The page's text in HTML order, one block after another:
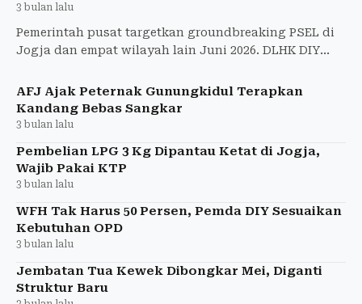
3 bulan lalu
Pemerintah pusat targetkan groundbreaking PSEL di
Jogja dan empat wilayah lain Juni 2026. DLHK DIY
untuk atasi
AFJ Ajak Peternak Gunungkidul Terapkan
Kandang Bebas Sangkar
3 bulan lalu
Pembelian LPG 3 Kg Dipantau Ketat di Jogja,
Wajib Pakai KTP
3 bulan lalu
WFH Tak Harus 50 Persen, Pemda DIY Sesuaikan
Kebutuhan OPD
3 bulan lalu
Jembatan Tua Kewek Dibongkar Mei, Diganti
Struktur Baru